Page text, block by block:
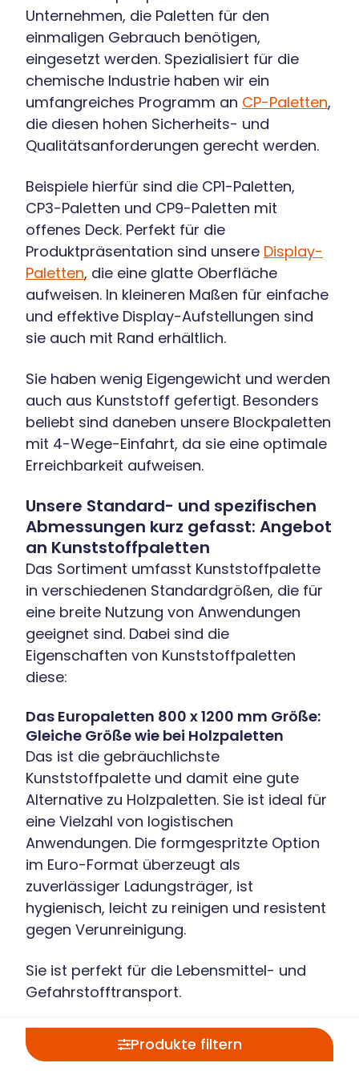
Produkte filtern
Unternehmen, die Paletten für den
einmaligen Gebrauch benötigen,
eingesetzt werden. Spezialisiert für die
chemische Industrie haben wir ein
umfangreiches Programm an CP-Paletten,
die diesen hohen Sicherheits- und
Qualitätsanforderungen gerecht werden.
Beispiele hierfür sind die CP1-Paletten,
CP3-Paletten und CP9-Paletten mit
offenes Deck. Perfekt für die
Produktpräsentation sind unsere Display-
Paletten, die eine glatte Oberfläche
aufweisen. In kleineren Maßen für einfache
und effektive Display-Aufstellungen sind
sie auch mit Rand erhältlich.
Sie haben wenig Eigengewicht und werden
auch aus Kunststoff gefertigt. Besonders
beliebt sind daneben unsere Blockpaletten
mit 4-Wege-Einfahrt, da sie eine optimale
Erreichbarkeit aufweisen.
Unsere Standard- und spezifischen
Abmessungen kurz gefasst: Angebot
an Kunststoffpaletten
Das Sortiment umfasst Kunststoffpalette
in verschiedenen Standardgrößen, die für
eine breite Nutzung von Anwendungen
geeignet sind. Dabei sind die
Eigenschaften von Kunststoffpaletten
diese:
Das Europaletten 800 x 1200 mm Größe:
Gleiche Größe wie bei Holzpaletten
Das ist die gebräuchlichste
Kunststoffpalette und damit eine gute
Alternative zu Holzpaletten. Sie ist ideal für
eine Vielzahl von logistischen
Anwendungen. Die formgespritzte Option
im Euro-Format überzeugt als
zuverlässiger Ladungsträger, ist
hygienisch, leicht zu reinigen und resistent
gegen Verunreinigung.
Sie ist perfekt für die Lebensmittel- und
Gefahrstofftransport.
Das Industriepaletten Format 1000 x 1200
mm